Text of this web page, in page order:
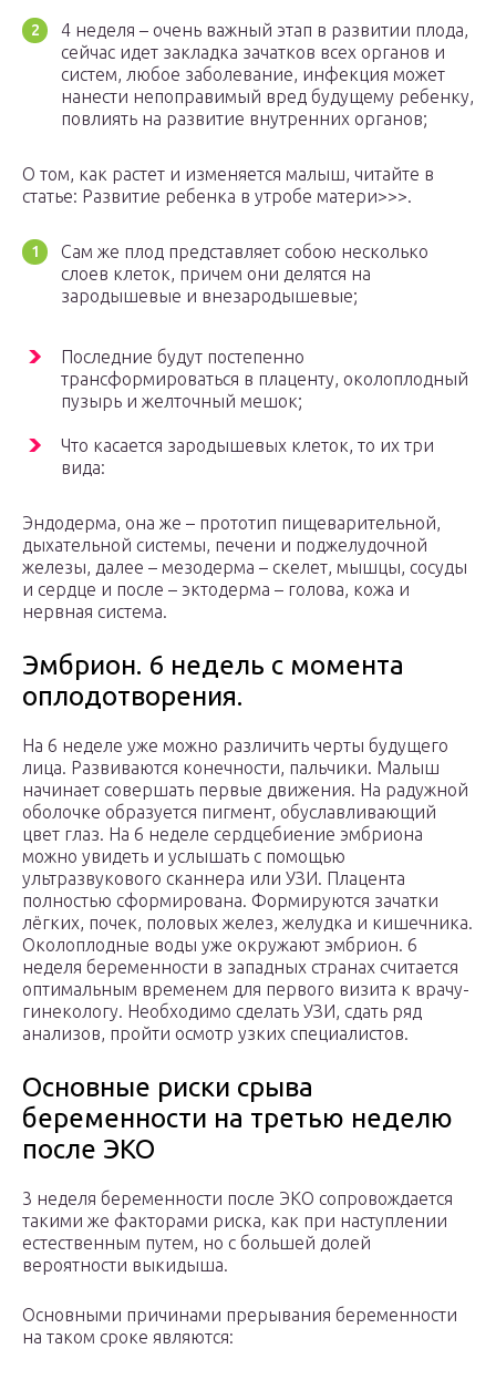
4 неделя – очень важный этап в развитии плода,
сейчас идет закладка зачатков всех органов и
систем, любое заболевание, инфекция может
нанести непоправимый вред будущему ребенку,
повлиять на развитие внутренних органов;
О том, как растет и изменяется малыш, читайте в
статье: Развитие ребенка в утробе матери>>>.
Сам же плод представляет собою несколько
слоев клеток, причем они делятся на
зародышевые и внезародышевые;
Последние будут постепенно
трансформироваться в плаценту, околоплодный
пузырь и желточный мешок;
Что касается зародышевых клеток, то их три
вида:
Эндодерма, она же – прототип пищеварительной,
дыхательной системы, печени и поджелудочной
железы, далее – мезодерма – скелет, мышцы, сосуды
и сердце и после – эктодерма – голова, кожа и
нервная система.
Эмбрион. 6 недель с момента
оплодотворения.
На 6 неделе уже можно различить черты будущего
лица. Развиваются конечности, пальчики. Малыш
начинает совершать первые движения. На радужной
оболочке образуется пигмент, обуславливающий
цвет глаз. На 6 неделе сердцебиение эмбриона
можно увидеть и услышать с помощью
ультразвукового сканнера или УЗИ. Плацента
полностью сформирована. Формируются зачатки
лёгких, почек, половых желез, желудка и кишечника.
Околоплодные воды уже окружают эмбрион. 6
неделя беременности в западных странах считается
оптимальным временем для первого визита к врачу-
гинекологу. Необходимо сделать УЗИ, сдать ряд
анализов, пройти осмотр узких специалистов.
Основные риски срыва
беременности на третью неделю
после ЭКО
3 неделя беременности после ЭКО сопровождается
такими же факторами риска, как при наступлении
естественным путем, но с большей долей
вероятности выкидыша.
Основными причинами прерывания беременности
на таком сроке являются: